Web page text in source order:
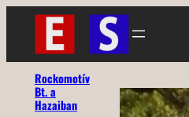
Ugrás
tartalomhoz
Rockomotív
Bt. a
Hazaiban